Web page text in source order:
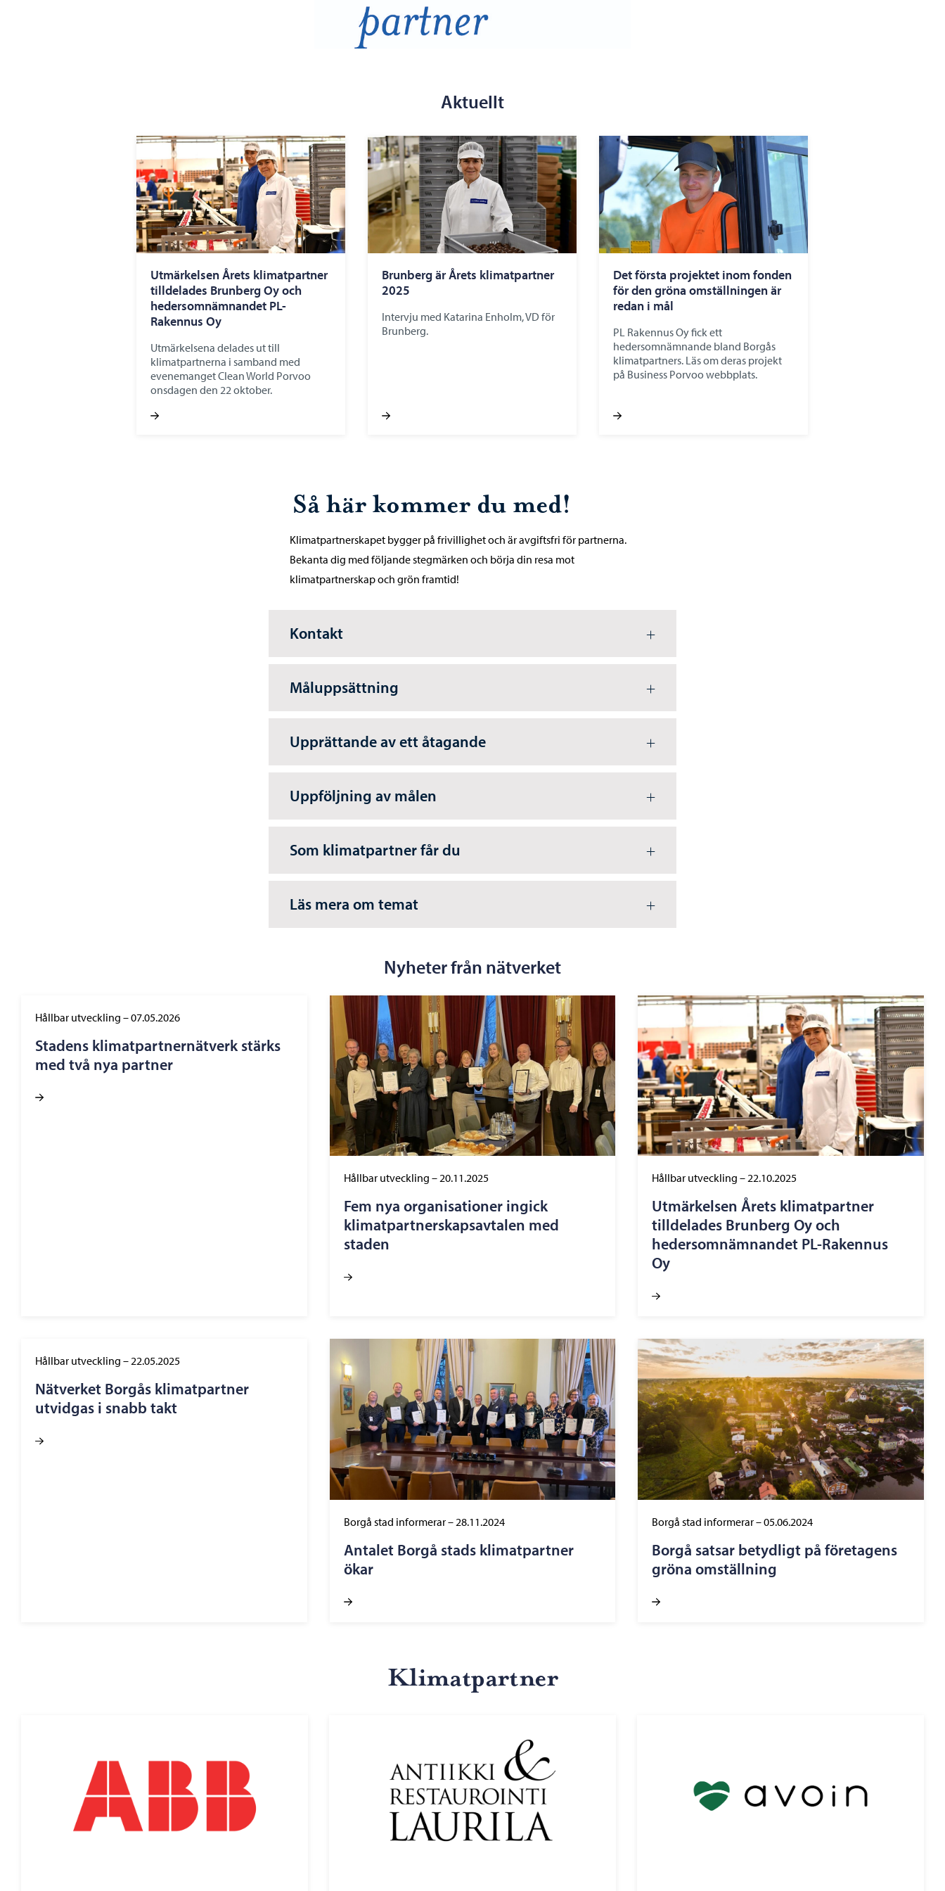
Aktuellt
Utmärkelsen Årets klimatpartner
tilldelades Brunberg Oy och
hedersomnämnandet PL-
Rakennus Oy
Utmärkelsena delades ut till
klimatpartnerna i samband med
evenemanget Clean World Porvoo
onsdagen den 22 oktober.
Brunberg är Årets klimatpartner
2025
Intervju med Katarina Enholm, VD för
Brunberg.
Det första projektet inom fonden
för den gröna omställningen är
redan i mål
PL Rakennus Oy fick ett
hedersomnämnande bland Borgås
klimatpartners. Läs om deras projekt
på Business Porvoo webbplats.
Så här kommer du med!
Klimatpartnerskapet bygger på frivillighet och är avgiftsfri för partnerna.
Bekanta dig med följande stegmärken och börja din resa mot
klimatpartnerskap och grön framtid!
Kontakt
Måluppsättning
Upprättande av ett åtagande
Uppföljning av målen
Som klimatpartner får du
Läs mera om temat
Nyheter från nätverket
Hållbar utveckling –07.05.2026
Stadens klimatpartnernätverk stärks
med två nya partner
Hållbar utveckling –20.11.2025
Fem nya organisationer ingick
klimatpartnerskapsavtalen med
staden
Hållbar utveckling –22.10.2025
Utmärkelsen Årets klimatpartner
tilldelades Brunberg Oy och
hedersomnämnandet PL-Rakennus
Oy
Hållbar utveckling –22.05.2025
Nätverket Borgås klimatpartner
utvidgas i snabb takt
Borgå stad informerar–28.11.2024
Antalet Borgå stads klimatpartner
ökar
Borgå stad informerar–05.06.2024
Borgå satsar betydligt på företagens
gröna omställning
Klimatpartner